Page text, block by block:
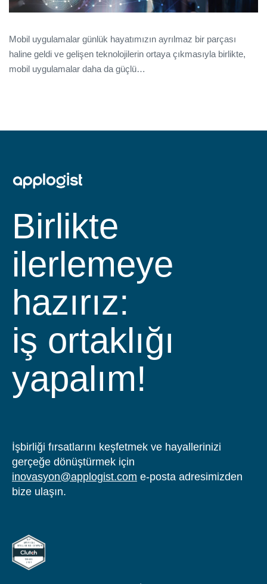
Mobil uygulamalar günlük hayatımızın ayrılmaz bir parçası
haline geldi ve gelişen teknolojilerin ortaya çıkmasıyla birlikte,
mobil uygulamalar daha da güçlü…
Birlikte
ilerlemeye
hazırız:
iş ortaklığı
yapalım!
İşbirliği fırsatlarını keşfetmek ve hayallerinizi
gerçeğe dönüştürmek için
inovasyon@applogist.com e-posta adresimizden
bize ulaşın.